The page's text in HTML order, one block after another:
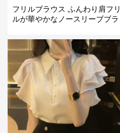
フリルブラウス ふんわり肩フリ
ルが華やかなノースリーブブラ